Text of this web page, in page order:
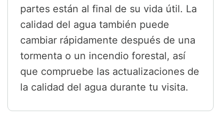
partes están al final de su vida útil. La
calidad del agua también puede
cambiar rápidamente después de una
tormenta o un incendio forestal, así
que compruebe las actualizaciones de
la calidad del agua durante tu visita.